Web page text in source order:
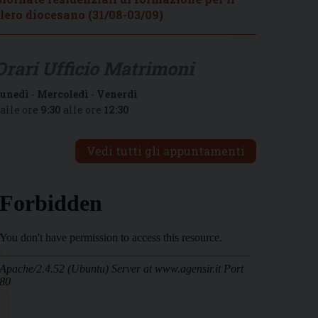
diocesano (31/08-03/09)
- Mercoledì - Venerdì
ore 9:30 alle ore 12:30
Vedi tutti gli appuntamenti